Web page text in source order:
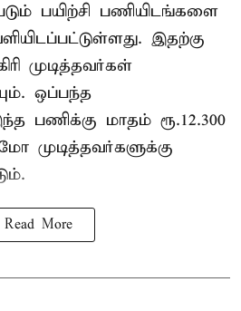
பயிற்சி பணியிடங்களை
இதற்கு
முடித்தவர்கள்
ஒப்பந்த
பணிக்கு மாதம் ரூ.12.300
முடித்தவர்களுக்கு
Read More